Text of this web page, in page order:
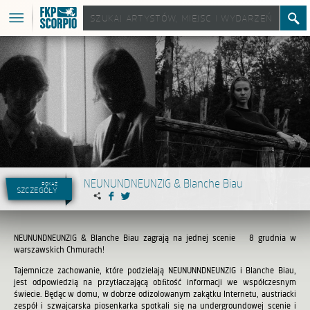
pokaż
szczegóły NEUNUNDNEUNZIG & Blanche Biau
NEUNUNDNEUNZIG & Blanche Biau zagrają na jednej scenie 8 grudnia w
warszawskich Chmurach!
Tajemnicze zachowanie, które podzielają NEUNUNNDNEUNZIG i Blanche Biau,
jest odpowiedzią na przytłaczającą obﬁtość informacji we współczesnym
świecie. Będąc w domu, w dobrze odizolowanym zakątku Internetu, austriacki
zespół i szwajcarska piosenkarka spotkali się na undergroundowej scenie i